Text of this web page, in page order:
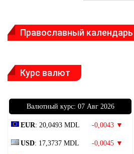
Православный календарь
Курс валют
Bалютный курс: 07 Авг 2026
EUR: 20,0493 MDL -0,0043 ▼
USD: 17,3737 MDL -0,0045 ▼